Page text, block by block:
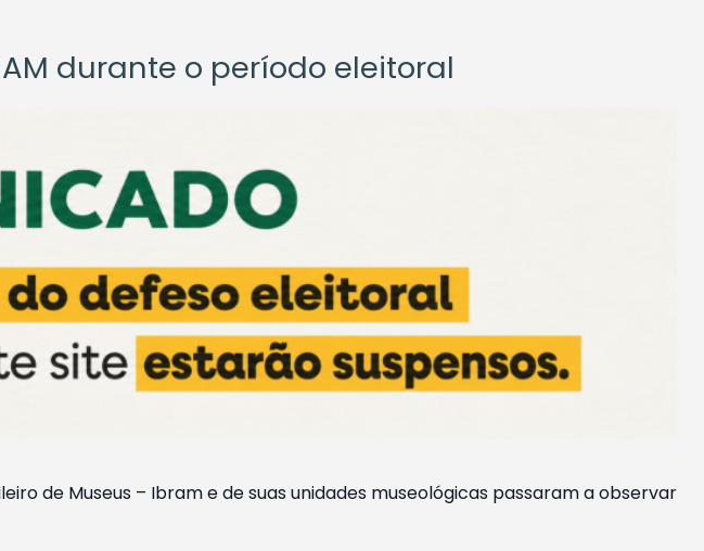
durante o período eleitoral
de Museus – Ibram e de suas unidades museológicas passaram a observar